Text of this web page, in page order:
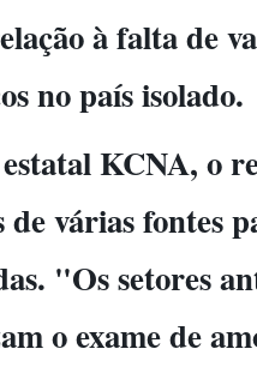
à falta de
no país isolado.
KCNA, o
várias fontes
"Os setores
o exame de